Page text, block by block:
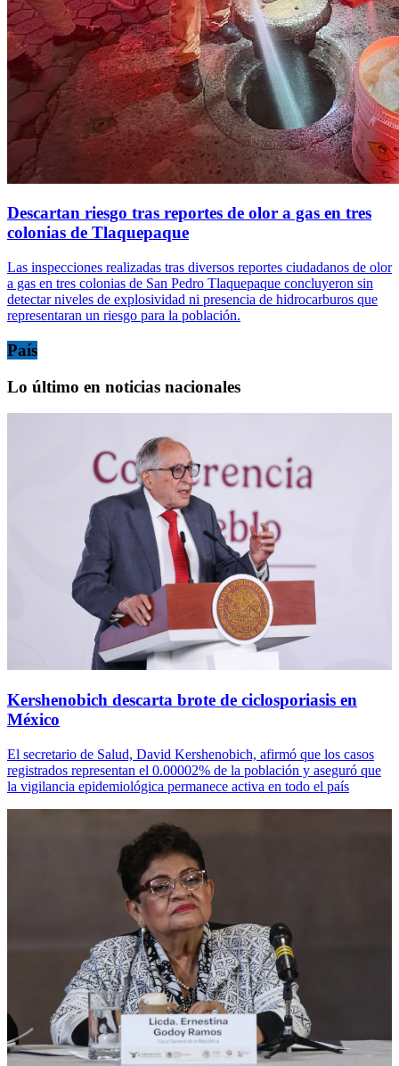
Descartan riesgo tras reportes de olor a gas en tres
colonias de Tlaquepaque
Las inspecciones realizadas tras diversos reportes ciudadanos de olor
a gas en tres colonias de San Pedro Tlaquepaque concluyeron sin
detectar niveles de explosividad ni presencia de hidrocarburos que
representaran un riesgo para la población.
País
Lo último en noticias nacionales
Kershenobich descarta brote de ciclosporiasis en
México
El secretario de Salud, David Kershenobich, afirmó que los casos
registrados representan el 0.00002% de la población y aseguró que
la vigilancia epidemiológica permanece activa en todo el país